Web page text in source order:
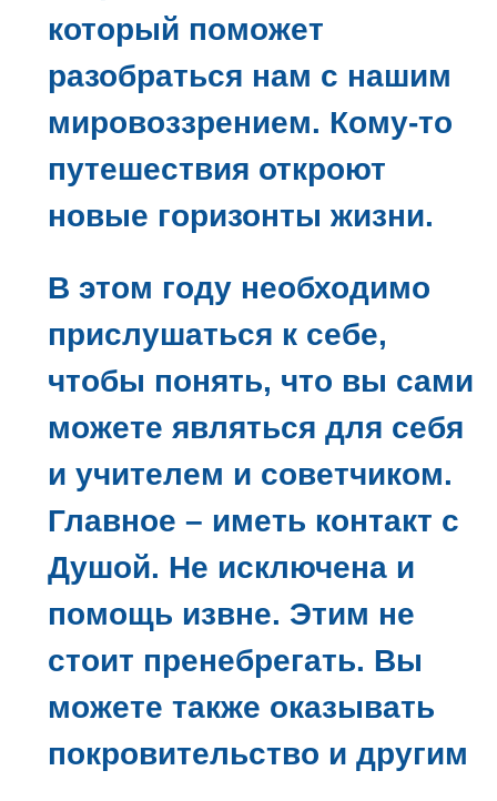
который поможет
разобраться нам с нашим
мировоззрением. Кому-то
путешествия откроют
новые горизонты жизни.
В этом году необходимо
прислушаться к себе,
чтобы понять, что вы сами
можете являться для себя
и учителем и советчиком.
Главное – иметь контакт с
Душой. Не исключена и
помощь извне. Этим не
стоит пренебрегать. Вы
можете также оказывать
покровительство и другим